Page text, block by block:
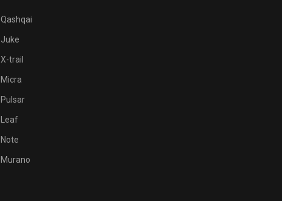
Qashqai
Juke
X-trail
Micra
Pulsar
Leaf
Note
Murano